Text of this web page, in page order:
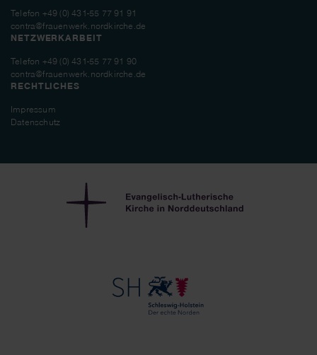
Telefon +49 (0) 431-55 77 91 91
contra@frauenwerk.nordkirche.de
NETZWERKARBEIT
Telefon +49 (0) 431-55 77 91 90
contra@frauenwerk.nordkirche.de
RECHTLICHES
Impressum
Datenschutz